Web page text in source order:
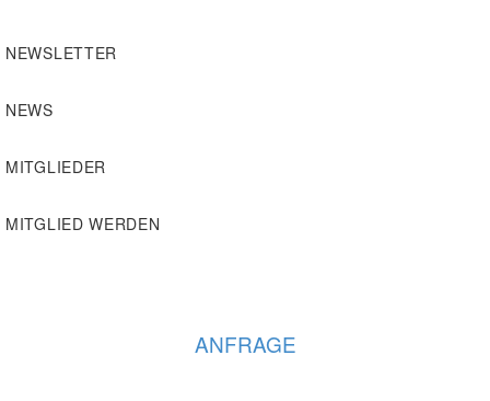
NEWSLETTER
NEWS
MITGLIEDER
MITGLIED WERDEN
ANFRAGE